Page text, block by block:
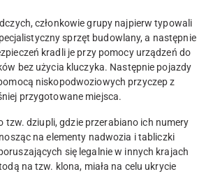
członkowie grupy najpierw typowali
sprzęt budowlany, a następnie
kradli je przy pomocy urządzeń do
bez użycia kluczyka. Następnie pojazdy
niskopodwoziowych przyczep z
przygotowane miejsca.
tzw. dziupli, gdzie przerabiano ich numery
na elementy nadwozia i tabliczki
się legalnie w innych krajach
na tzw. klona, miała na celu ukrycie